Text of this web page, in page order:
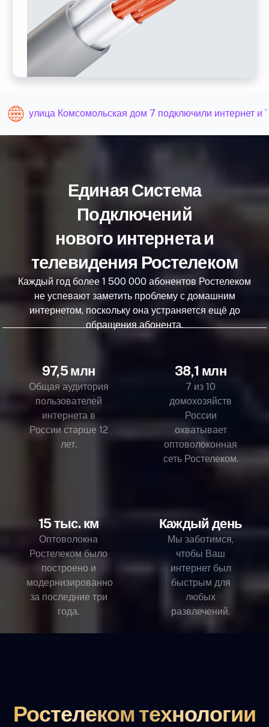
улица Комсомольская дом 7 подключили интернет и
Единая Система
Подключений
нового интернета и
телевидения Ростелеком
Каждый год более 1 500 000 абонентов Ростелеком
не успевают заметить проблему с домашним
интернетом, поскольку она устраняется ещё до
обращения абонента.
97,5 млн
Общая аудитория
пользователей
интернета в
России старше 12
лет.
38,1 млн
7 из 10
домохозяйств
России
охватывает
оптоволоконная
сеть Ростелеком.
15 тыс. км
Оптоволокна
Ростелеком было
построено и
модернизированно
за последние три
года.
Каждый день
Мы заботимся,
чтобы Ваш
интернет был
быстрым для
любых
развлечений.
Ростелеком технологии